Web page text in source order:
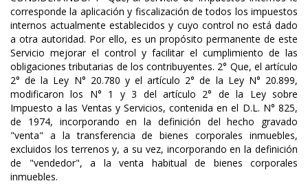
corresponde la aplicación y fiscalización de todos los impuestos
internos actualmente establecidos y cuyo control no está dado
a otra autoridad. Por ello, es un propósito permanente de este
Servicio mejorar el control y facilitar el cumplimiento de las
obligaciones tributarias de los contribuyentes. 2° Que, el artículo
2° de la Ley N° 20.780 y el artículo 2° de la Ley N° 20.899,
modificaron los N° 1 y 3 del artículo 2° de la Ley sobre
Impuesto a las Ventas y Servicios, contenida en el D.L. N° 825,
de 1974, incorporando en la definición del hecho gravado
"venta" a la transferencia de bienes corporales inmuebles,
excluidos los terrenos y, a su vez, incorporando en la definición
de "vendedor", a la venta habitual de bienes corporales
inmuebles.